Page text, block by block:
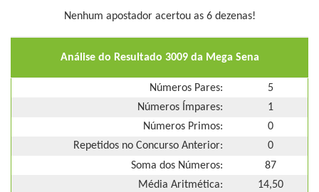
Nenhum apostador acertou as 6 dezenas!
Análise do Resultado 3009 da Mega Sena
Números Pares:
5
Números Ímpares:
1
Números Primos:
0
Repetidos no Concurso Anterior:
0
Soma dos Números:
87
Média Aritmética:
14,50